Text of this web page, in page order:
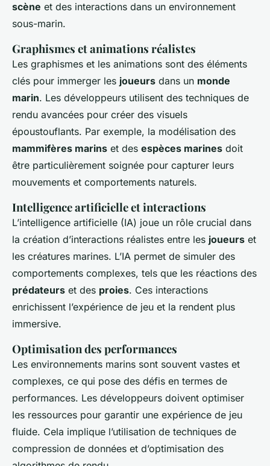
scène et des interactions dans un environnement
sous-marin.
Graphismes et animations réalistes
Les graphismes et les animations sont des éléments
clés pour immerger les joueurs dans un monde
marin. Les développeurs utilisent des techniques de
rendu avancées pour créer des visuels
époustouflants. Par exemple, la modélisation des
mammifères marins et des espèces marines doit
être particulièrement soignée pour capturer leurs
mouvements et comportements naturels.
Intelligence artificielle et interactions
L’intelligence artificielle (IA) joue un rôle crucial dans
la création d’interactions réalistes entre les joueurs et
les créatures marines. L’IA permet de simuler des
comportements complexes, tels que les réactions des
prédateurs et des proies. Ces interactions
enrichissent l’expérience de jeu et la rendent plus
immersive.
Optimisation des performances
Les environnements marins sont souvent vastes et
complexes, ce qui pose des défis en termes de
performances. Les développeurs doivent optimiser
les ressources pour garantir une expérience de jeu
fluide. Cela implique l’utilisation de techniques de
compression de données et d’optimisation des